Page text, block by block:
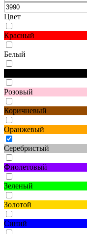
Цвет
Красный
Белый
Розовый
Коричневый
Оранжевый
Серебристый
Фиолетовый
Зеленый
Золотой
Синий